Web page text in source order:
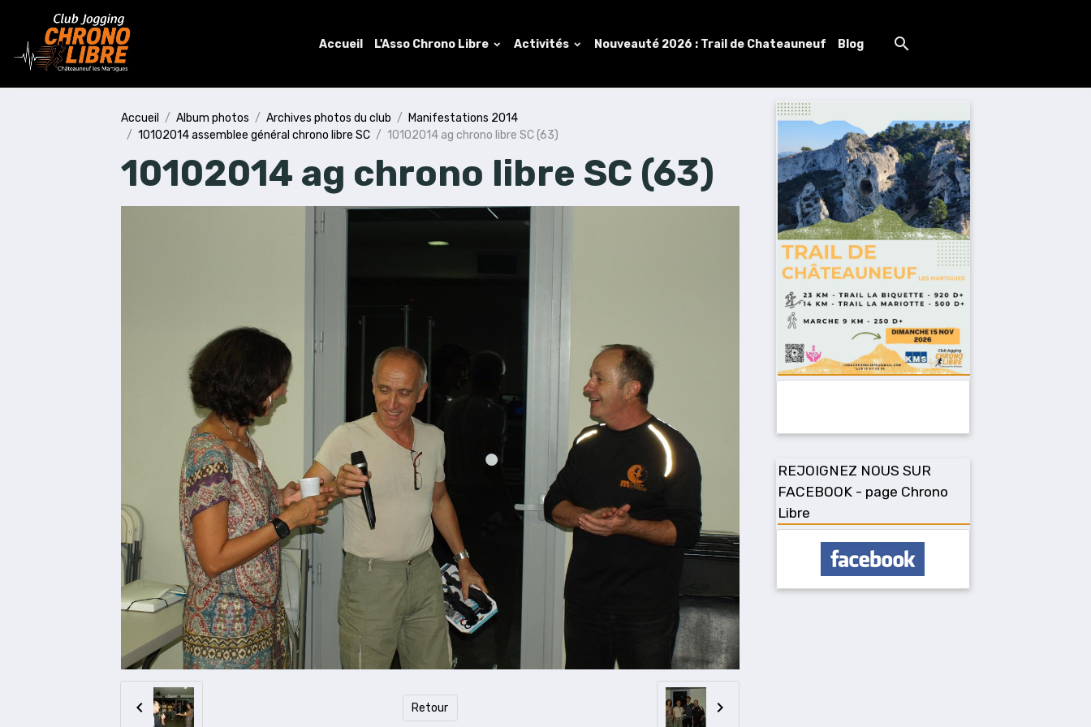
Accueil L'Asso Chrono Libre Activités Nouveauté 2026 : Trail de Chateauneuf Blog
Accueil Album photos Archives photos du club
Manifestations 2014
10102014 assemblee général chrono libre SC
10102014 ag chrono libre SC (63)
10102014 ag chrono libre SC (63)
Retour
REJOIGNEZ NOUS SUR
FACEBOOK - page Chrono
Libre